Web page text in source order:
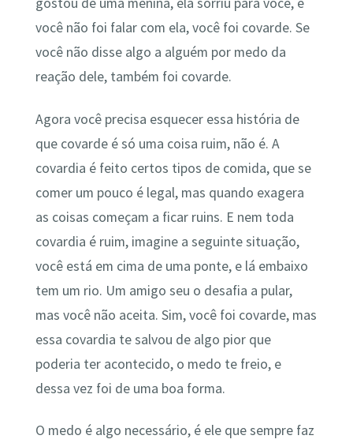
você não foi falar com ela, você foi covarde. Se
você não disse algo a alguém por medo da
reação dele, também foi covarde.
Agora você precisa esquecer essa história de
que covarde é só uma coisa ruim, não é. A
covardia é feito certos tipos de comida, que se
comer um pouco é legal, mas quando exagera
as coisas começam a ficar ruins. E nem toda
covardia é ruim, imagine a seguinte situação,
você está em cima de uma ponte, e lá embaixo
tem um rio. Um amigo seu o desafia a pular,
mas você não aceita. Sim, você foi covarde, mas
essa covardia te salvou de algo pior que
poderia ter acontecido, o medo te freio, e
dessa vez foi de uma boa forma.
O medo é algo necessário, é ele que sempre faz